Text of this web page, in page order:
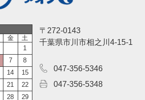
金
土
1
7
8
14
15
21
22
28
29
〒272-0143
千葉県市川市相之川4-15-1
047-356-5346
047-356-5348